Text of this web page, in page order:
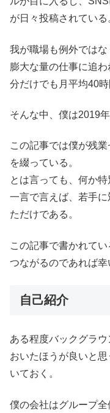
が日々投稿されている
我が職場も例外では
膨大な量の仕事に追
分だけでも月平均40時
そんな中、僕は2019年
この記事では僕が残
を綴っている。
とは言っても、何か
一言で言えば、若手
ただけである。
この記事で書かれて
つながるのであれば幸
自己紹介
ある程度バックグラ
おいたほうが良いと
いておく。
僕の会社はグループ